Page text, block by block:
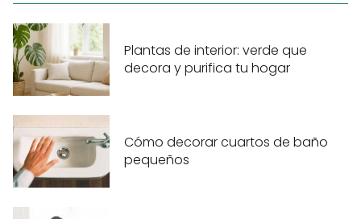
Plantas de interior: verde que
decora y purifica tu hogar
Cómo decorar cuartos de baño
pequeños